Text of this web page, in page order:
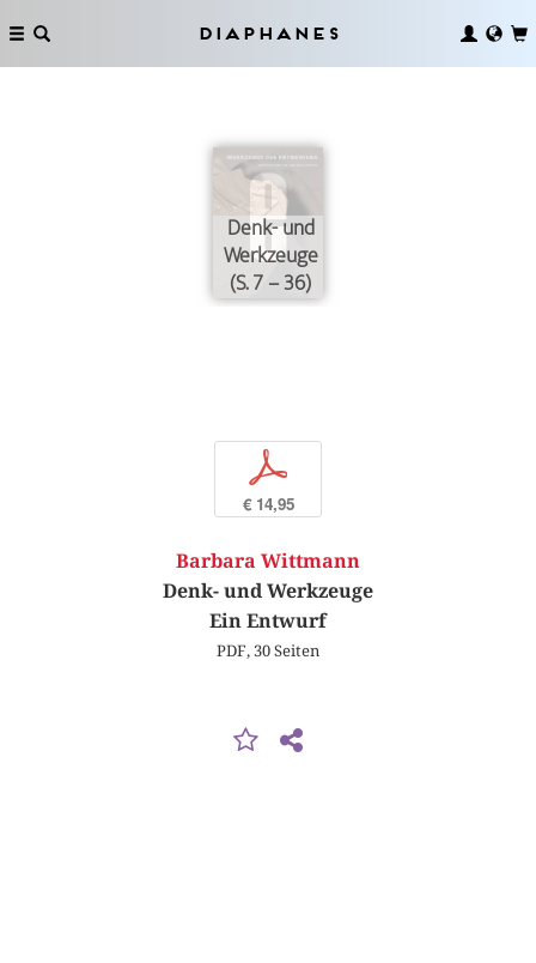
Diaphanes
Denk- und
Werkzeuge
(S. 7 – 36)
p
€ 14,95
Barbara Wittmann
Denk- und Werkzeuge
Ein Entwurf
PDF, 30 Seiten